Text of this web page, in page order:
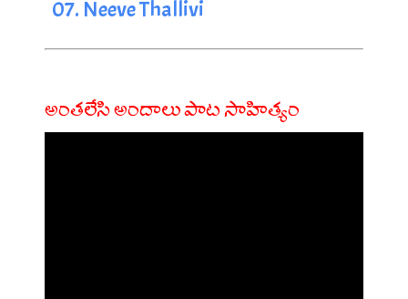
07. Neeve Thallivi
అంతలేసి అందాలు పాట సాహిత్యం